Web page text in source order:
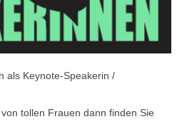
als Keynote-Speakerin /
tollen Frauen dann finden Sie